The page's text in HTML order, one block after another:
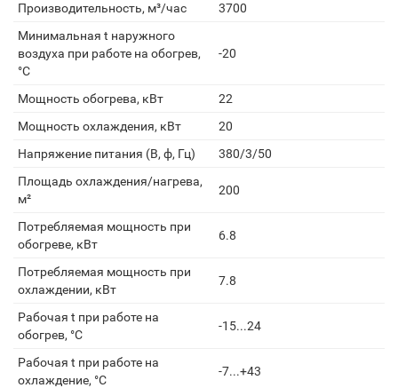
Производительность, м³/час
3700
Минимальная t наружного
воздуха при работе на обогрев,
°С
-20
Мощность обогрева, кВт
22
Мощность охлаждения, кВт
20
Напряжение питания (В, ф, Гц)
380/3/50
Площадь охлаждения/нагрева,
м²
200
Потребляемая мощность при
обогреве, кВт
6.8
Потребляемая мощность при
охлаждении, кВт
7.8
Рабочая t при работе на
обогрев, °С
-15...24
Рабочая t при работе на
охлаждение, °С
-7...+43